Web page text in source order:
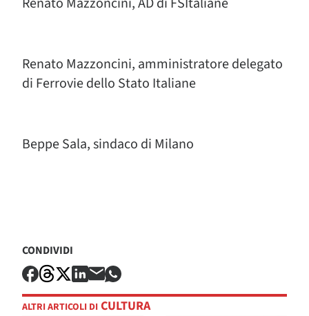
Renato Mazzoncini, amministratore delegato
di Ferrovie dello Stato Italiane
Beppe Sala, sindaco di Milano
CONDIVIDI
ALTRI ARTICOLI DI CULTURA